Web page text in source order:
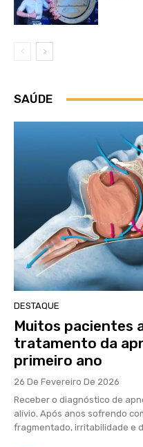
SAÚDE
DESTAQUE
Muitos pacientes
tratamento da
primeiro ano
26 De Fevereiro De 2026
Receber o diagnóstico de
alívio. Após anos sofrendo
fragmentado, irritabilidade e